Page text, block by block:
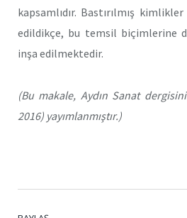
kapsamlıdır. Bastırılmış
edildikçe, bu temsil biçimlerine
inşa edilmektedir.
(Bu makale, Aydın Sanat
2016) yayımlanmıştır.)